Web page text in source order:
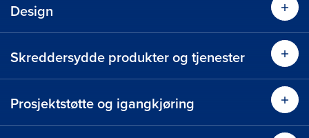
Design Les
Skreddersydde produkter og tjenester Les
Prosjektstøtte og igangkjøring Les